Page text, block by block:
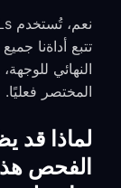
النهائي
المختصر فعليًا.
لماذا قد
الفحص